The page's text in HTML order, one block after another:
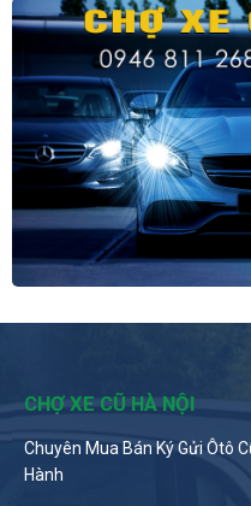
CHỢ XE CŨ HÀ NỘI
Chuyên Mua Bán Ký Gửi Ôtô
Hành